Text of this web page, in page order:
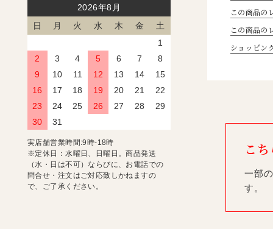
この商品の
この商品の
ショッピン
こ
一部
す。
2026年8月
日
月 火 水 木 金
土
1
2
3 4 5 6 7
8
9
10 11 12 13 14
15
16
17 18 19 20 21
22
23
24 25 26 27 28
29
30
31
実店舗営業時間:9時-18時
※定休日：水曜日、日曜日。商品発送
（水・日は不可）ならびに、お電話での
問合せ・注文はご対応致しかねますの
で、ご了承ください。